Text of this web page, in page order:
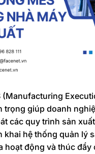
(Manufacturing
trọng giúp doanh
các quy trình sản
khai hệ thống quản lý
hoạt động và thúc đẩy